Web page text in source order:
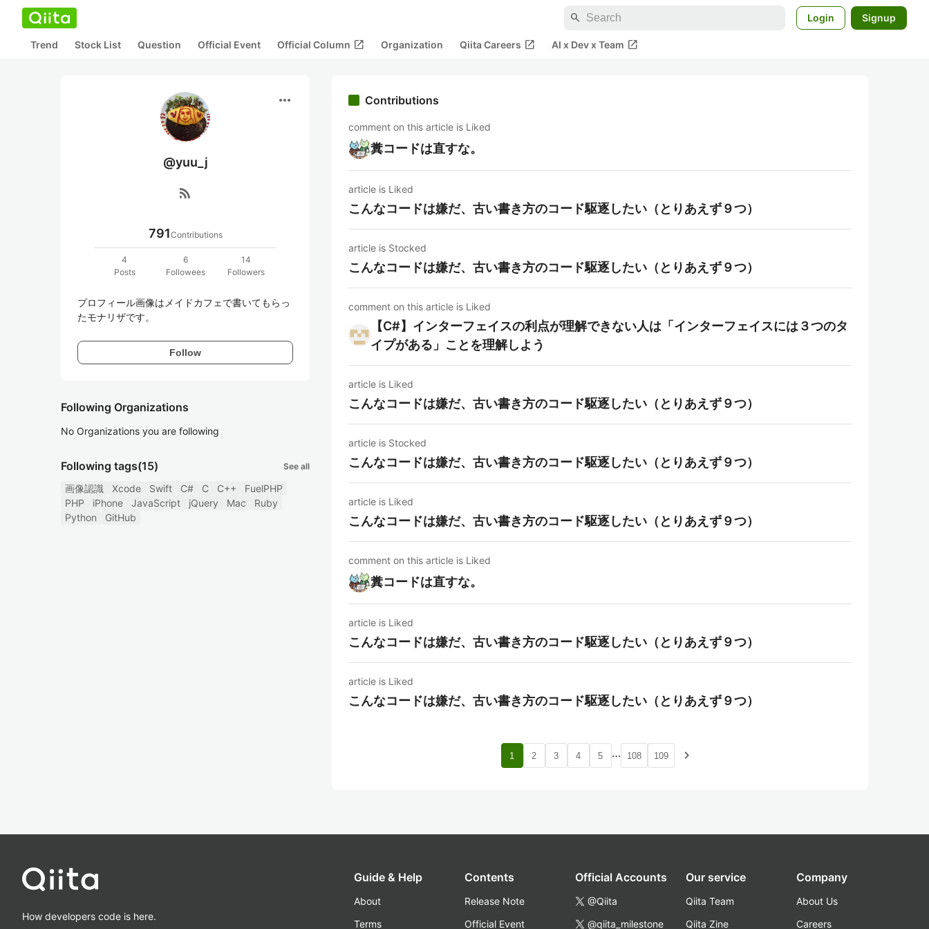
search Login Signup
Trend Stock List Question Official Event Official Column open_in_new Organization Qiita Careers open_in_new AI x Dev x Team open_in_new
more_horiz
@yuu_j
rss_feed
791Contributions
4
Posts
6
Followees
14
Followers
プロフィール画像はメイドカフェで書いてもらっ
たモナリザです。
Follow
Following Organizations
No Organizations you are following
Following tags(15) See all
画像認識 Xcode Swift C# C C++
FuelPHP
PHP
iPhone JavaScript jQuery Mac
Ruby
Python
GitHub
Contributions
comment on this article is Liked
糞コードは直すな。
article is Liked
こんなコードは嫌だ、古い書き方のコード駆逐したい（とりあえず９つ）
article is Stocked
こんなコードは嫌だ、古い書き方のコード駆逐したい（とりあえず９つ）
comment on this article is Liked
【C#】インターフェイスの利点が理解できない人は「インターフェイスには３つのタ
イプがある」ことを理解しよう
article is Liked
こんなコードは嫌だ、古い書き方のコード駆逐したい（とりあえず９つ）
article is Stocked
こんなコードは嫌だ、古い書き方のコード駆逐したい（とりあえず９つ）
article is Liked
こんなコードは嫌だ、古い書き方のコード駆逐したい（とりあえず９つ）
comment on this article is Liked
糞コードは直すな。
article is Liked
こんなコードは嫌だ、古い書き方のコード駆逐したい（とりあえず９つ）
article is Liked
こんなコードは嫌だ、古い書き方のコード駆逐したい（とりあえず９つ）
1 2 3 4 5 … 108 109 navigate_next
How developers code is here.
Guide & Help
About
Terms
Contents
Release Note
Official Event
Official Accounts
@Qiita
@qiita_milestone
Our service
Qiita Team
Qiita Zine
Company
About Us
Careers